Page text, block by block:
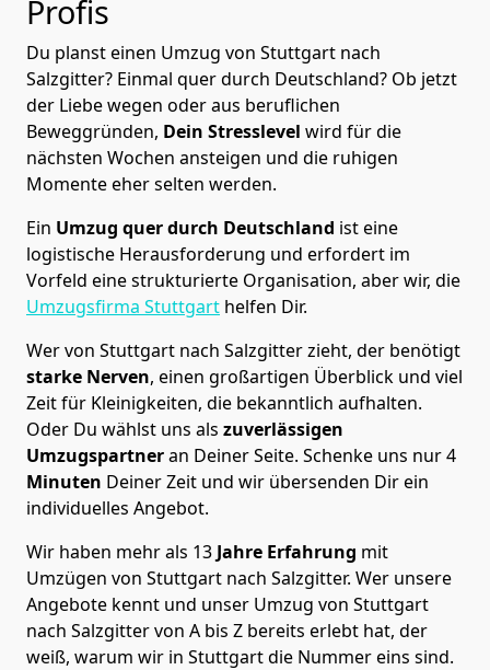
Profis
Du planst einen Umzug von Stuttgart nach
Salzgitter? Einmal quer durch Deutschland? Ob jetzt
der Liebe wegen oder aus beruflichen
Beweggründen, Dein Stresslevel wird für die
nächsten Wochen ansteigen und die ruhigen
Momente eher selten werden.
Ein Umzug quer durch Deutschland ist eine
logistische Herausforderung und erfordert im
Vorfeld eine strukturierte Organisation, aber wir, die
Umzugsfirma Stuttgart helfen Dir.
Wer von Stuttgart nach Salzgitter zieht, der benötigt
starke Nerven, einen großartigen Überblick und viel
Zeit für Kleinigkeiten, die bekanntlich aufhalten.
Oder Du wählst uns als zuverlässigen
Umzugspartneran Deiner Seite. Schenke uns nur4
Minuten Deiner Zeit und wir übersenden Dir ein
individuelles Angebot.
Wir haben mehr als 13 Jahre Erfahrung mit
Umzügen von Stuttgart nach Salzgitter. Wer unsere
Angebote kennt und unser Umzug von Stuttgart
nach Salzgitter von A bis Z bereits erlebt hat, der
weiß, warum wir in Stuttgart die Nummer eins sind.